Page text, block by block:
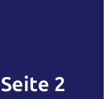
2